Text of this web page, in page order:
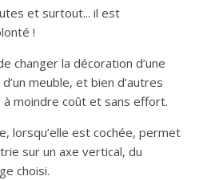
et surtout... il est
!
changer la décoration d’une
meuble, et bien d’autres
moindre coût et sans effort.
lorsqu’elle est cochée, permet
sur un axe vertical, du
choisi.